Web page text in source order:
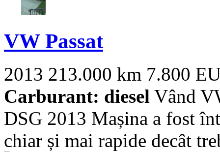
VW Passat
2013 213.000 km 7.800
Carburant: diesel Vând
DSG 2013 Mașina a fost
chiar și mai rapide decât